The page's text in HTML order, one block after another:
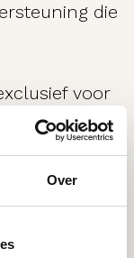
Over
die
voor
Ben je
met ons op